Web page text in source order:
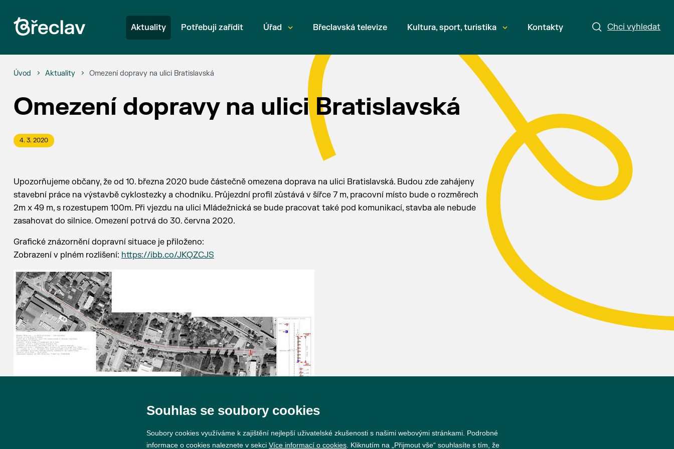
Chci vyhledat
Aktuality Potřebuji zařídit Úřad Břeclavská televize Kultura, sport, turistika Kontakty
Úvod Aktuality Omezení dopravy na ulici Bratislavská
Omezení dopravy na ulici Bratislavská
4. 3. 2020
Upozorňujeme občany, že od 10. března 2020 bude částečně omezena doprava na ulici Bratislavská. Budou zde zahájeny
stavební práce na výstavbě cyklostezky a chodníku. Průjezdní profil zůstává v šířce 7 m, pracovní místo bude o rozměrech
2m x 49 m, s rozestupem 100m. Při vjezdu na ulici Mládežnická se bude pracovat také pod komunikací, stavba ale nebude
zasahovat do silnice. Omezení potrvá do 30. června 2020.
Grafické znázornění dopravní situace je přiloženo:
Zobrazení v plném rozlišení: https://ibb.co/JKQZCJS
Souhlas se soubory cookies
Soubory cookies využíváme k zajištění nejlepší uživatelské zkušenosti s našimi webovými stránkami. Podrobné
informace o cookies naleznete v sekci Více informací o cookies . Kliknutím na „Přijmout vše“ souhlasíte s tím, že